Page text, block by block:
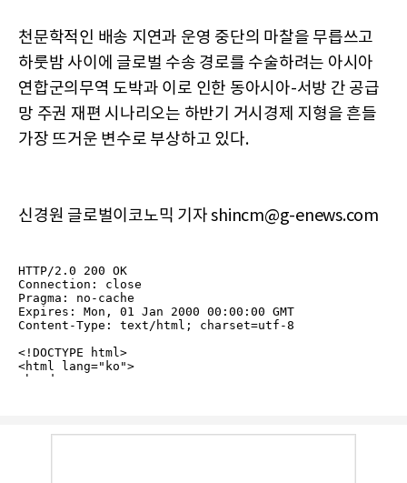
천문학적인 배송 지연과 운영 중단의 마찰을 무릅쓰고
하룻밤 사이에 글로벌 수송 경로를 수술하려는 아시아
연합군의무역 도박과 이로 인한 동아시아-서방 간 공급
망 주권 재편 시나리오는 하반기 거시경제 지형을 흔들
가장 뜨거운 변수로 부상하고 있다.
신경원 글로벌이코노믹 기자 shincm@g-enews.com